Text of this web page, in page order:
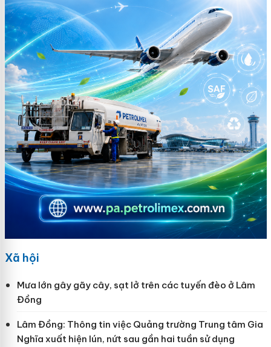
Xã hội
Mưa lớn gây gãy cây, sạt lở trên các tuyến đèo ở Lâm
Đồng
Lâm Đồng: Thông tin việc Quảng trường Trung tâm Gia
Nghĩa xuất hiện lún, nứt sau gần hai tuần sử dụng